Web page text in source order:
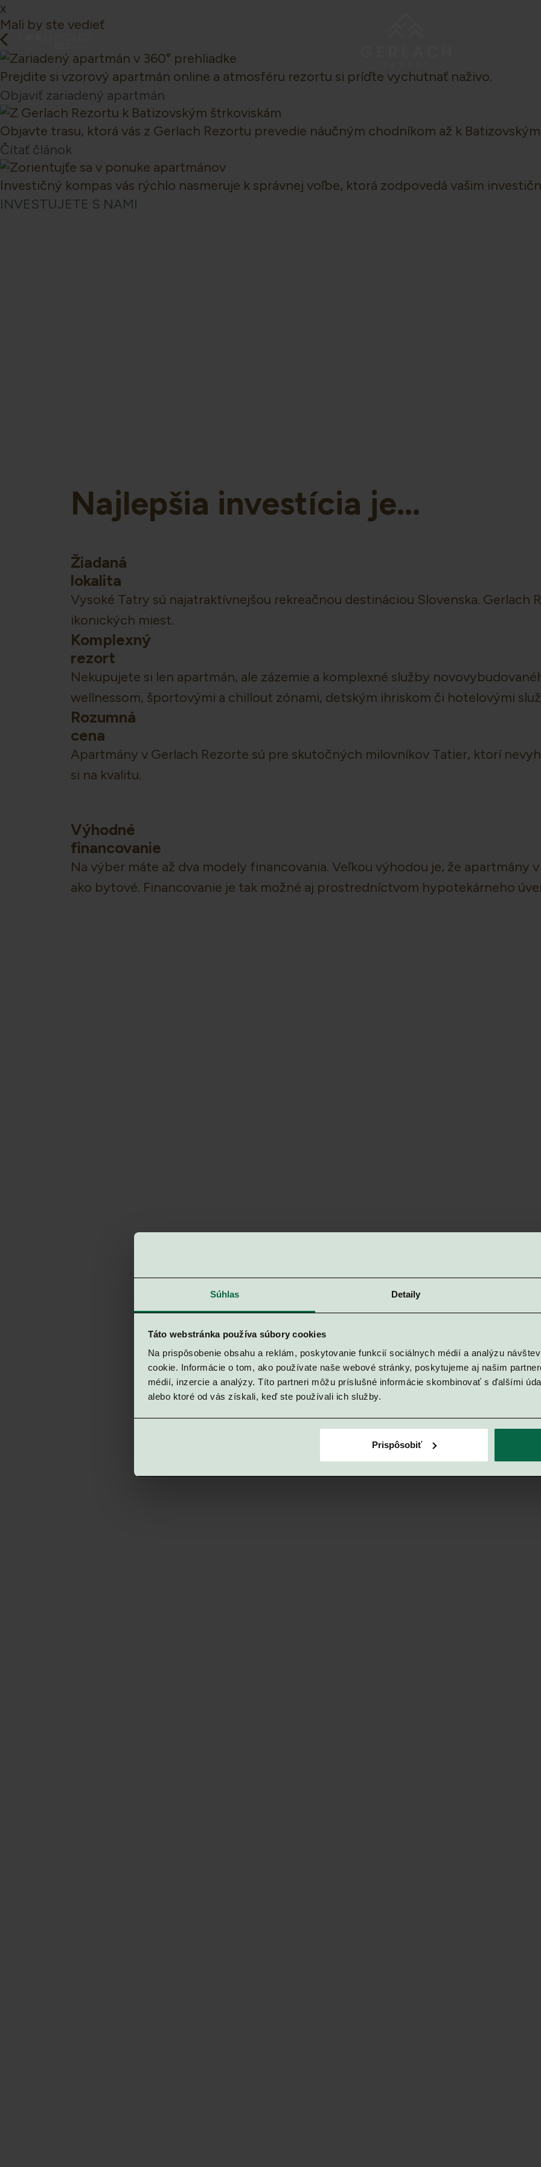
Súhlas Detaily
Táto webstránka používa súbory cookies
Na prispôsobenie obsahu a reklám, poskytovanie funkcií sociálnych médií a analýzu
cookie. Informácie o tom, ako používate naše webové stránky, poskytujeme aj našim
médií, inzercie a analýzy. Títo partneri môžu príslušné informácie skombinovať s ďalšími
alebo ktoré od vás získali, keď ste používali ich služby.
Prispôsobiť
x
Mali by ste vedieť
Prejdite si vzorový apartmán online a atmosféru rezortu si príďte vychutnať naživo.
Objaviť zariadený apartmán
Objavte trasu, ktorá vás z Gerlach Rezortu prevedie náučným chodníkom až k
Čítať článok
Investičný kompas vás rýchlo nasmeruje k správnej voľbe, ktorá zodpovedá vašim
INVESTUJETE S NAMI
Najlepšia investícia je...
Žiadaná
lokalita
Vysoké Tatry sú najatraktívnejšou rekreačnou destináciou Slovenska. Gerlach
ikonických miest.
Komplexný
rezort
Nekupujete si len apartmán, ale zázemie a komplexné služby
wellnessom, športovými a chillout zónami, detským ihriskom či hotelovými
Rozumná
cena
Apartmány v Gerlach Rezorte sú pre skutočných milovníkov Tatier, ktorí
si na kvalitu.
Výhodné
financovanie
Na výber máte až dva modely financovania. Veľkou výhodou je, že apartmány
ako bytové. Financovanie je tak možné aj prostredníctvom hypotekárneho
Nadzemné podlažia
dispozičných riešení
maximálny komfort.
Voľných 26/144
Apartmány na
predzáhradkami,